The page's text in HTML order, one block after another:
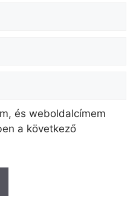
és weboldalcímem
a következő